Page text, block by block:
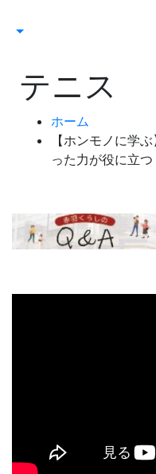
テニス
ホーム
【ホンモノに学
った力が役に立つ